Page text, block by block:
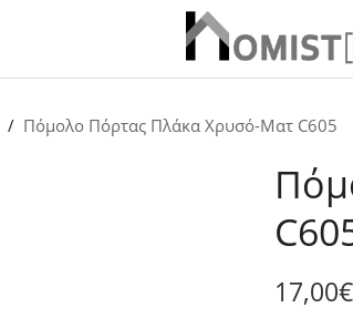
Πόμολο Πόρτας Πλάκα Χρυσό-Ματ C605
17,00€
Price